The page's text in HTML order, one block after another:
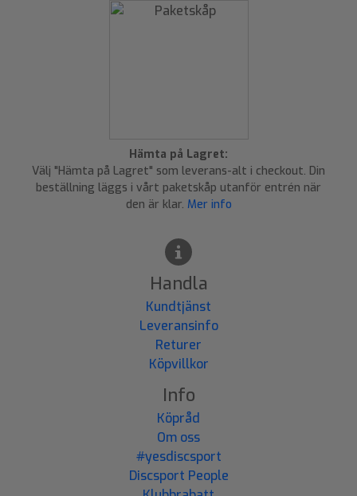
Hämta på Lagret:
Välj "Hämta på Lagret" som leverans-alt i checkout. Din
beställning läggs i vårt paketskåp utanför entrén när
den är klar. Mer info
Handla
Kundtjänst
Leveransinfo
Returer
Köpvillkor
Info
Köpråd
Om oss
#yesdiscsport
Discsport People